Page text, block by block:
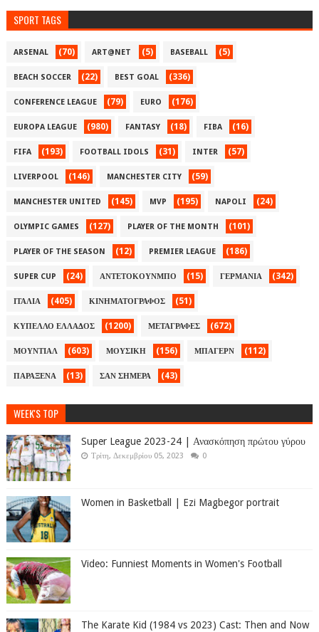
SPORT TAGS
ARSENAL (70) ART@NET (5) BASEBALL (5)
BEACH SOCCER (22) BEST GOAL (336)
CONFERENCE LEAGUE (79) EURO (176)
EUROPA LEAGUE (980) FANTASY (18) FIBA (16)
FIFA (193) FOOTBALL IDOLS (31) INTER (57)
LIVERPOOL (146) MANCHESTER CITY (59)
MANCHESTER UNITED (145) MVP (195) NAPOLI (24)
OLYMPIC GAMES (127) PLAYER OF THE MONTH (101)
PLAYER OF THE SEASON (12) PREMIER LEAGUE (186)
SUPER CUP (24) ΑΝΤΕΤΟΚΟΥΝΜΠΟ (15) ΓΕΡΜΑΝΙΑ (342)
ΙΤΑΛΙΑ (405) ΚΙΝΗΜΑΤΟΓΡΑΦΟΣ (51)
ΚΥΠΕΛΛΟ ΕΛΛΑΔΟΣ (1200) ΜΕΤΑΓΡΑΦΕΣ (672)
ΜΟΥΝΤΙΑΛ (603) ΜΟΥΣΙΚΗ (156) ΜΠΑΓΕΡΝ (112)
ΠΑΡΑΞΕΝΑ (13) ΣΑΝ ΣΗΜΕΡΑ (43)
WEEK'S TOP
Super League 2023-24 | Ανασκόπηση πρώτου γύρου
Τρίτη, Δεκεμβρίου 05, 2023 0
Women in Basketball | Ezi Magbegor portrait
Video: Funniest Moments in Women's Football
The Karate Kid (1984 vs 2023) Cast: Then and Now